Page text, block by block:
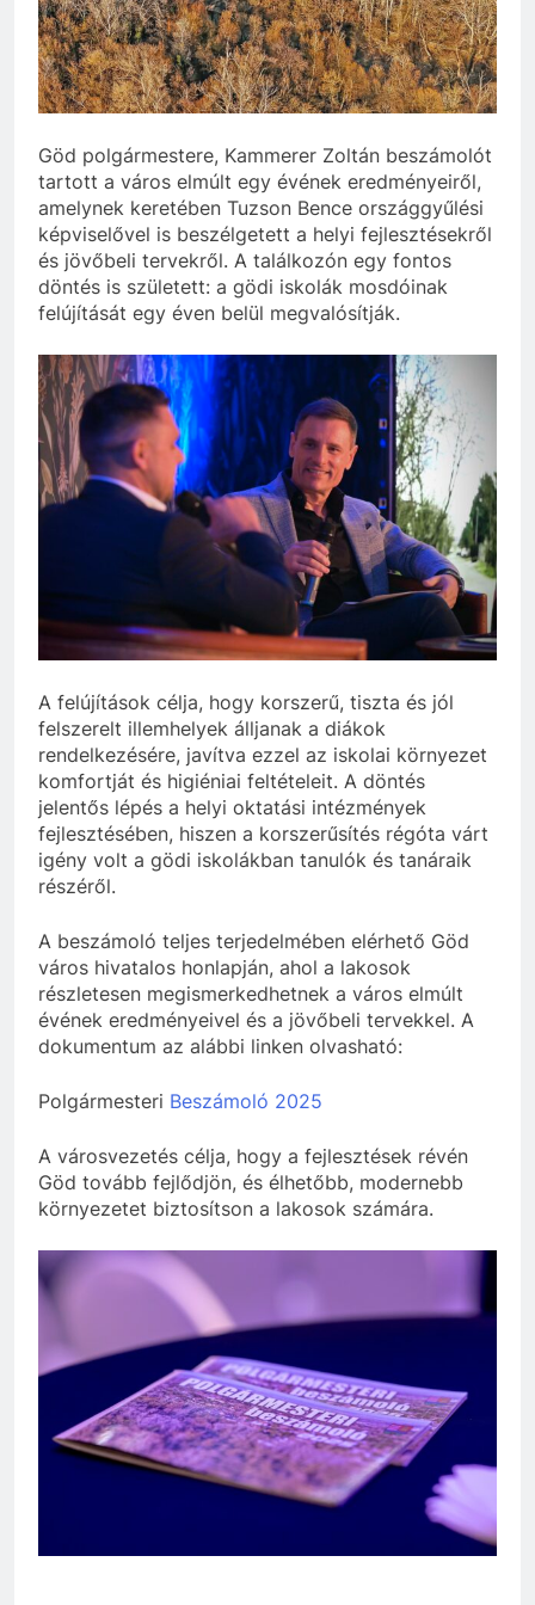
a Tisza Világ
applikáció
botránya
10 Hónap Ezelőtt
Dobrev programot
hirdet, a Tisza a Dunán
hajókázik
10 Hónap Ezelőtt
Göd polgármestere, Kammerer Zoltán beszámolót
tartott a város elmúlt egy évének eredményeiről,
amelynek keretében Tuzson Bence országgyűlési
képviselővel is beszélgetett a helyi fejlesztésekről
és jövőbeli tervekről. A találkozón egy fontos
döntés is született: a gödi iskolák mosdóinak
felújítását egy éven belül megvalósítják.
A felújítások célja, hogy korszerű, tiszta és jól
felszerelt illemhelyek álljanak a diákok
rendelkezésére, javítva ezzel az iskolai környezet
komfortját és higiéniai feltételeit. A döntés
jelentős lépés a helyi oktatási intézmények
fejlesztésében, hiszen a korszerűsítés régóta várt
igény volt a gödi iskolákban tanulók és tanáraik
részéről.
A beszámoló teljes terjedelmében elérhető Göd
város hivatalos honlapján, ahol a lakosok
részletesen megismerkedhetnek a város elmúlt
évének eredményeivel és a jövőbeli tervekkel. A
dokumentum az alábbi linken olvasható:
Polgármesteri Beszámoló 2025
A városvezetés célja, hogy a fejlesztések révén
Göd tovább fejlődjön, és élhetőbb, modernebb
környezetet biztosítson a lakosok számára.